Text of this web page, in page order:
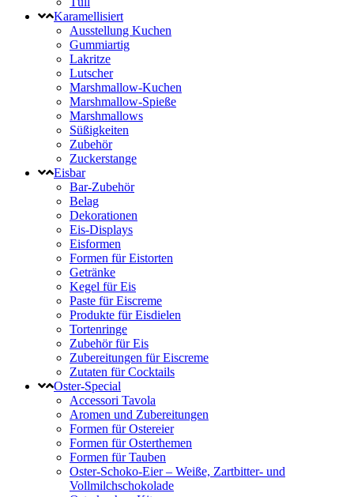
Karamellisiert
Ausstellung Kuchen
Gummiartig
Lakritze
Lutscher
Marshmallow-Kuchen
Marshmallow-Spieße
Marshmallows
Süßigkeiten
Zubehör
Zuckerstange
Eisbar
Bar-Zubehör
Belag
Dekorationen
Eis-Displays
Eisformen
Formen für Eistorten
Getränke
Kegel für Eis
Paste für Eiscreme
Produkte für Eisdielen
Tortenringe
Zubehör für Eis
Zubereitungen für Eiscreme
Zutaten für Cocktails
Oster-Special
Accessori Tavola
Aromen und Zubereitungen
Formen für Ostereier
Formen für Osterthemen
Formen für Tauben
Oster-Schoko-Eier – Weiße, Zartbitter- und
Vollmilchschokolade